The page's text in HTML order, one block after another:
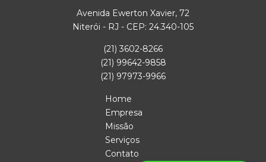
Avenida Ewerton Xavier, 72
Niterói - RJ - CEP: 24.340-105
(21) 3602-8266
(21) 99642-9858
(21) 97973-9966
Home
Empresa
Missão
Serviços
Contato